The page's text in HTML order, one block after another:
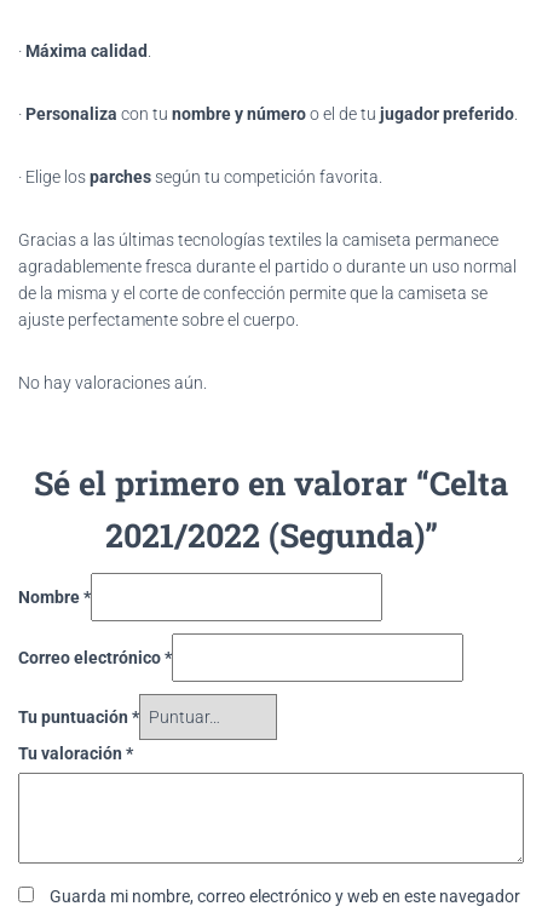
· Máxima calidad.
· Personaliza con tu nombre y númeroo el de tu jugador preferido.
· Elige losparchessegún tu competición favorita.
Graciasa las últimas tecnologías textiles la camiseta permanece
agradablemente fresca durante el partido o durante un uso normal
de la misma y el corte de confección permite que la camiseta se
ajuste perfectamente sobre el cuerpo.
No hay valoraciones aún.
Sé el primero en valorar “Celta
2021/2022 (Segunda)”
Nombre*
Correo electrónico*
Tu puntuación *
Tu valoración *
Guarda mi nombre, correo electrónico y web en este navegador